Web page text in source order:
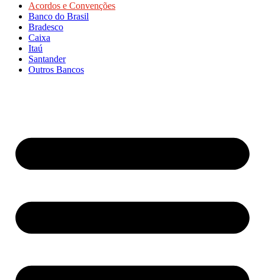
Acordos e Convenções
Banco do Brasil
Bradesco
Caixa
Itaú
Santander
Outros Bancos